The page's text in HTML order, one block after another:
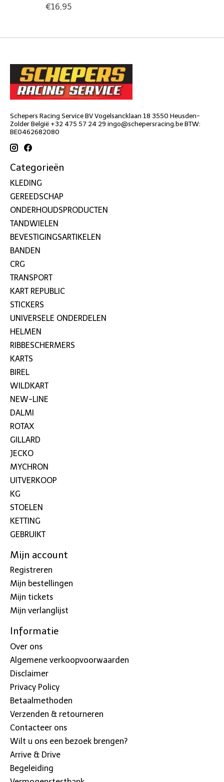
€16,95
Schepers Racing Service BV Vogelsancklaan 18 3550 Heusden-
Zolder België +32 475 57 24 29 ingo@schepersracing.beBTW:
BE0462682080
Categorieën
KLEDING
GEREEDSCHAP
ONDERHOUDSPRODUCTEN
TANDWIELEN
BEVESTIGINGSARTIKELEN
BANDEN
CRG
TRANSPORT
KART REPUBLIC
STICKERS
UNIVERSELE ONDERDELEN
HELMEN
RIBBESCHERMERS
KARTS
BIREL
WILDKART
NEW-LINE
DALMI
ROTAX
GILLARD
JECKO
MYCHRON
UITVERKOOP
KG
STOELEN
KETTING
GEBRUIKT
Mijn account
Registreren
Mijn bestellingen
Mijn tickets
Mijn verlanglijst
Informatie
Over ons
Algemene verkoopvoorwaarden
Disclaimer
Privacy Policy
Betaalmethoden
Verzenden & retourneren
Contacteer ons
Wilt u ons een bezoek brengen?
Arrive & Drive
Begeleiding